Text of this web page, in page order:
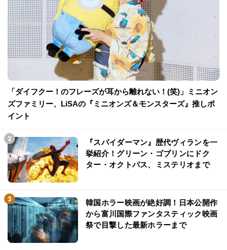
「ダイフクー！のフレーズが耳から離れない！(笑)」ミニオン
ズファミリー、LiSAの『ミニオンズ＆モンスターズ』推しポ
イント
『スパイダーマン』歴代ヴィランを一
挙紹介！グリーン・ゴブリンにドク
ター・オクトパス、ミステリオまで
韓国ホラー映画が絶好調！日本公開作
から富川国際ファンタスティック映画
祭で目撃した最新ホラーまで